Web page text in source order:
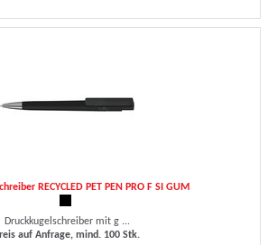
RECYCLED PET PEN PRO F SI GUM
Druckkugelschreiber mit g ...
auf Anfrage, mind. 100 Stk.